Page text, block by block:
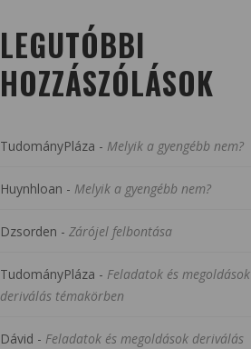
LEGUTÓBBI
HOZZÁSZÓLÁSOK
TudományPláza - Melyik a gyengébb nem?
Huynhloan - Melyik a gyengébb nem?
Dzsorden - Zárójel felbontása
TudományPláza - Feladatok és megoldások
deriválás témakörben
Dávid - Feladatok és megoldások deriválás